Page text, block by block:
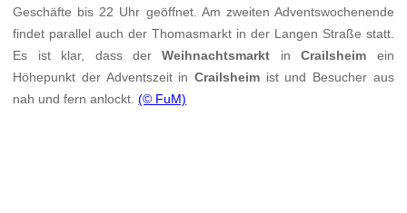
Geschäfte bis 22 Uhr geöffnet. Am zweiten Adventswochenende
findet parallel auch der Thomasmarkt in der Langen Straße statt.
Es ist klar, dass derWeihnachtsmarkt inCrailsheim ein
Höhepunkt der Adventszeit in Crailsheimist und Besucher aus
nah und fern anlockt.(© FuM)